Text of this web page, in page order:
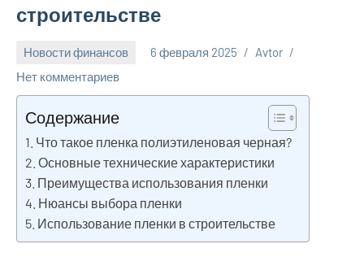
строительстве
Новости финансов 6 февраля 2025
Avtor
Нет комментариев
Содержание
Что такое пленка полиэтиленовая черная?
Основные технические характеристики
Преимущества использования пленки
Нюансы выбора пленки
Использование пленки в строительстве